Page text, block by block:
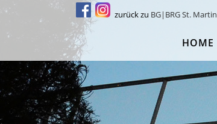
zurück zu BG|BRG St. Martin
HOME